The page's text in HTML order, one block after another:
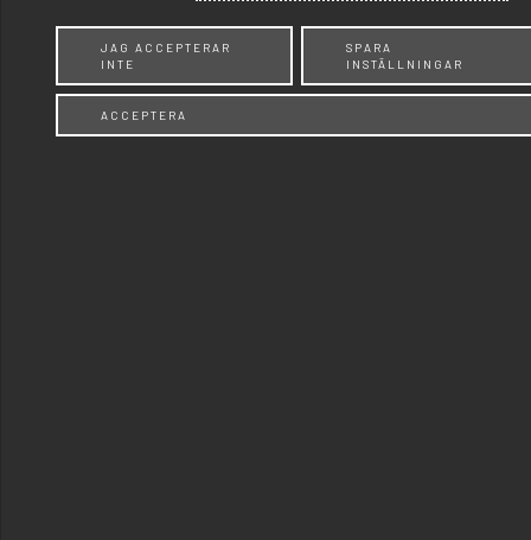
Skicka ett meddelande till oss idag med
kontakta oss via informationen nedan. Vi
dina frågor. Vi kommer att svara så snart
JAG ACCEPTERAR
INTE
SPARA
INSTÄLLNINGAR
ACCEPTERA